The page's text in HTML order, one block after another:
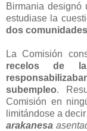
Birmania designó
estudiase la
dos comunidades
La Comisión
recelos de
subempleo.
Comisión en
limitándose a decir
arakanesa